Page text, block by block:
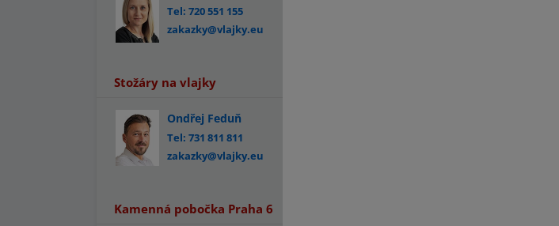
Tel: 720 551 155
zakazky@vlajky.eu
Stožáry na vlajky
Ondřej Feduň
Tel: 731 811 811
zakazky@vlajky.eu
Kamenná pobočka Praha 6